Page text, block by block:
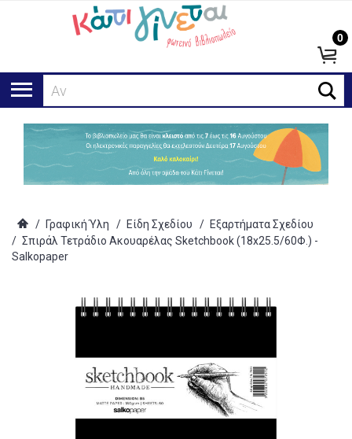
Αναζ
0
/ Γραφική Ύλη / Είδη Σχεδίου / Εξαρτήματα Σχεδίου
/ Σπιράλ Τετράδιο Ακουαρέλας Sketchbook (18x25.5/60Φ.) -
Salkopaper